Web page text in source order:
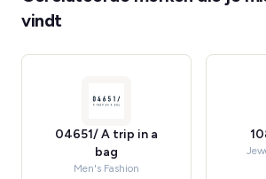
vindt
04651/ A trip in a
bag
Men's Fashion